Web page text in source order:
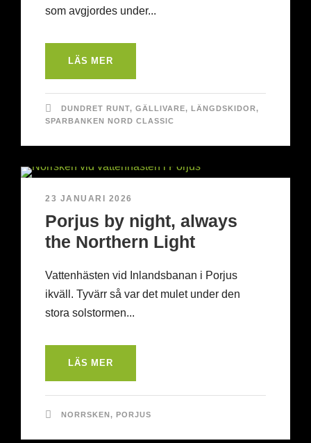
som avgjordes under...
LÄS MER
DUNDRET RUNT, GÄLLIVARE, LÄNGDSKIDOR,
SPARBANKEN NORD CLASSIC
23 JANUARI 2026
Porjus by night, always
the Northern Light
Vattenhästen vid Inlandsbanan i Porjus
ikväll. Tyvärr så var det mulet under den
stora solstormen...
LÄS MER
NORRSKEN, PORJUS